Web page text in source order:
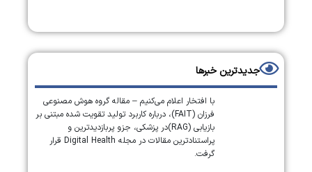
جدیدترین خبرها
با افتخار اعلام می‌کنیم – مقاله گروه هوش مصنوعی
فرزان (FAIT)، درباره کاربرد تولید تقویت شده مبتنی بر
بازیابی (RAG)در پزشکی، جزو پربازدیدترین و
پراستنادترین مقالات در مجله Digital Health قرار
گرفت.